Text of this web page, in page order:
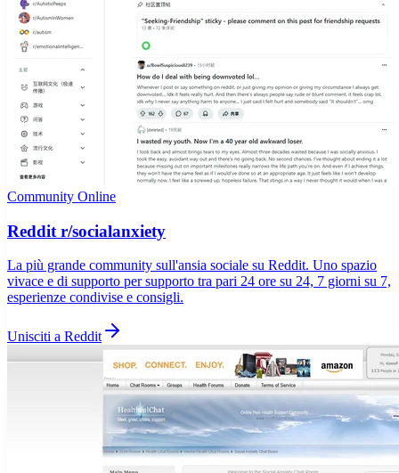
Community Online
Reddit r/socialanxiety
La più grande community sull'ansia sociale su Reddit. Uno spazio
vivace e di supporto per supporto tra pari 24 ore su 24, 7 giorni su 7,
esperienze condivise e consigli.
Unisciti a Reddit